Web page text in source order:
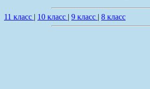
11 класс | 10 класс | 9 класс | 8 класс